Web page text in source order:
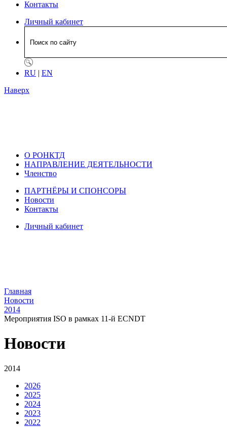
Контакты
Личный кабинет
RU | EN
Наверх
О РОНКТД
НАПРАВЛЕНИЕ ДЕЯТЕЛЬНОСТИ
Членство
ПАРТНЁРЫ И СПОНСОРЫ
Новости
Контакты
Личный кабинет
Главная
Новости
2014
Мероприятия ISO в рамках 11-й ECNDT
Новости
2014
2026
2025
2024
2023
2022